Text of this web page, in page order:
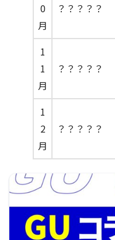
0
月
？？？？？
1
1
月
？？？？？
1
2
月
？？？？？